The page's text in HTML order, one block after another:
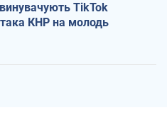
TikTok
КНР на молодь